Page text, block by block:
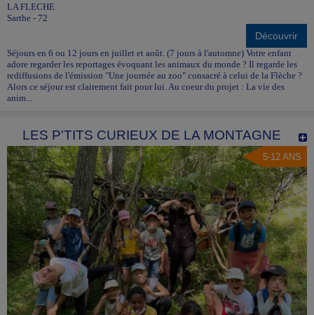
LA FLECHE
Sarthe - 72
Découvrir
Séjours en 6 ou 12 jours en juillet et août. (7 jours à l'automne) Votre enfant
adore regarder les reportages évoquant les animaux du monde ? Il regarde les
rediffusions de l'émission "Une journée au zoo" consacré à celui de la Flèche ?
Alors ce séjour est clairement fait pour lui. Au coeur du projet : La vie des
anim...
LES P'TITS CURIEUX DE LA MONTAGNE
5-12 ANS